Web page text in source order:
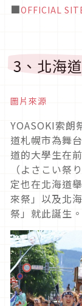
■OFFICIAL
3、北海
圖片來源
YOASOKI索朗
道札幌市為舞
道的大學生在
（よさこい祭
定也在北海道
來祭」以及北
祭」就此誕生。